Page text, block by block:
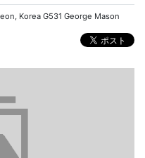
Korea G531 George Mason